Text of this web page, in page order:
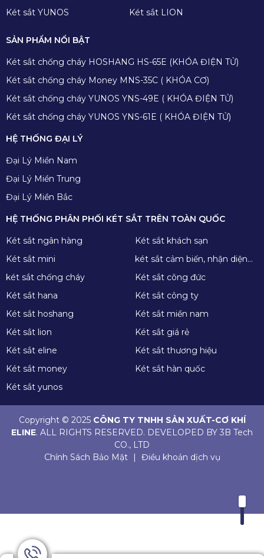
Két sắt YUNOS
Két sắt LION
SẢN PHẨM NỔI BẬT
Két sắt chống cháy HOSHANG HS-65E (KHÓA ĐIỆN TỬ)
Két sắt chống cháy Money MNS-35C ( KHÓA CƠ)
Két sắt chống cháy YUNOS YNS-49E ( KHÓA ĐIỆN TỬ)
Két sắt chống cháy YUNOS YNS-61E ( KHÓA ĐIỆN TỬ)
HỆ THỐNG ĐẠI LÝ
Đại Lý Miền Nam
Đại Lý Miền Trung
Đại Lý Miền Bắc
HỆ THỐNG PHÂN PHỐI KÉT SẮT TRÊN TOÀN QUỐC
Két sắt ngân hàng
Két sắt khách sạn
Két sắt mini
két sắt cảm biến, nhận diện
khuôn mặt
két sắt chống cháy
Két sắt công đức
Két sắt hana
Két sắt công ty
Két sắt hoshang
Két sắt miền nam
Két sắt lion
Két sắt giá rẻ
Két sắt eline
Két sắt thương hiệu
Két sắt money
Két sắt hàn quốc
Két sắt yunos
Copyright © 2025 CÔNG TY TNHH SẢN XUẤT-CƠ KHÍ
ELINE. ALL RIGHTS RESERVED. DEVELOPED BY 3B Tech
CO., LTD
Chính Sách Bảo Mật
| Điều khoản dịch vụ